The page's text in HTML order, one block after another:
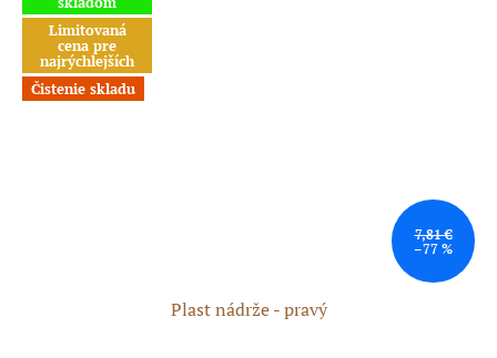
Limitovaná
cena pre
najrýchlejších
Čistenie skladu
7,81 €
–77 %
Plast nádrže - pravý